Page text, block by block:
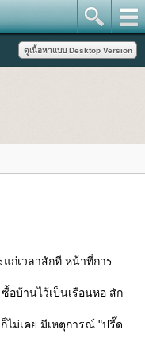
ก่เวลาสักที หน้าที่การ
อบ้านไว้เป็นเรือนหอ สัก
ไม่เคย มีเหตุการณ์ "ปรี๊ด